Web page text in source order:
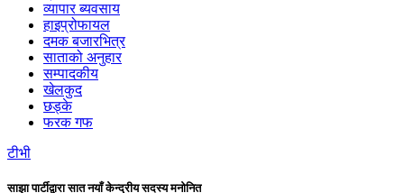
व्यापार ब्यवसाय
हाइप्रोफायल
दमक बजारभित्र
साताको अनुहार
सम्पादकीय
खेलकुद
छड्के
फरक गफ
टीभी
साझा पार्टीद्वारा सात नयाँ केन्द्रीय सदस्य मनोनित